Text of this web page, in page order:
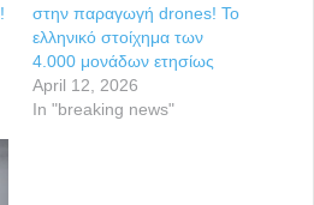
στην παραγωγή drones! Το
ελληνικό στοίχημα των
4.000 μονάδων ετησίως
April 12, 2026
In "breaking news"